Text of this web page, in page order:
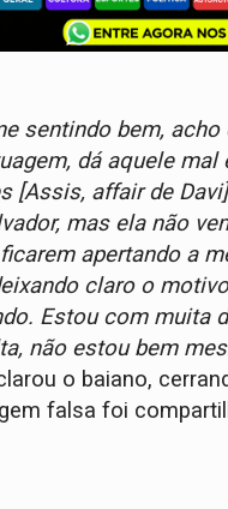
sentindo bem, acho
dá aquele mal
[Assis, affair de
mas ela não
apertando a
claro o
Estou com muita
não estou bem
o baiano,
falsa foi